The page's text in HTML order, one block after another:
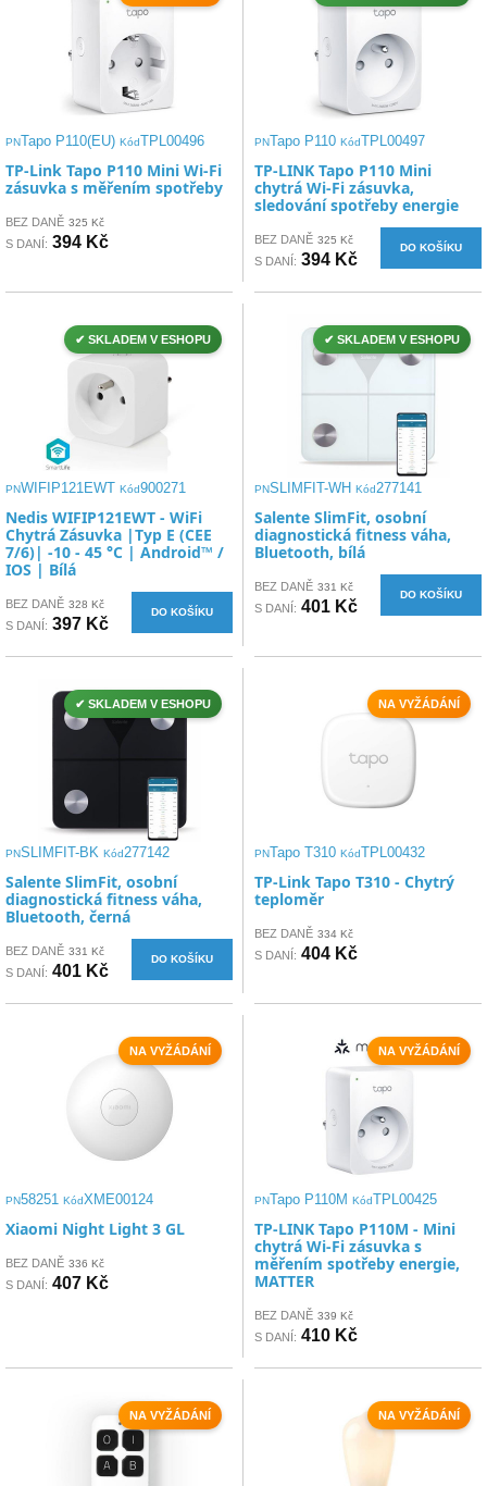
PNTapo P110(EU) KódTPL00496
TP-Link Tapo P110 Mini Wi-Fi
zásuvka s měřením spotřeby
BEZ DANĚ 325 Kč
S DANÍ: 394 Kč
PNTapo P110 KódTPL00497
TP-LINK Tapo P110 Mini
chytrá Wi-Fi zásuvka,
sledování spotřeby energie
BEZ DANĚ 325 Kč
S DANÍ: 394 Kč
DO KOŠÍKU
✔ SKLADEM V ESHOPU
PNWIFIP121EWT Kód900271
Nedis WIFIP121EWT - WiFi
Chytrá Zásuvka |Typ E (CEE
7/6)| -10 - 45 °C | Android™ /
IOS | Bílá
BEZ DANĚ 328 Kč
S DANÍ: 397 Kč
DO KOŠÍKU
✔ SKLADEM V ESHOPU
PNSLIMFIT-WH Kód277141
Salente SlimFit, osobní
diagnostická fitness váha,
Bluetooth, bílá
BEZ DANĚ 331 Kč
S DANÍ: 401 Kč
DO KOŠÍKU
✔ SKLADEM V ESHOPU
PNSLIMFIT-BK Kód277142
Salente SlimFit, osobní
diagnostická fitness váha,
Bluetooth, černá
BEZ DANĚ 331 Kč
S DANÍ: 401 Kč
DO KOŠÍKU
NA VYŽÁDÁNÍ
PNTapo T310 KódTPL00432
TP-Link Tapo T310 - Chytrý
teploměr
BEZ DANĚ 334 Kč
S DANÍ: 404 Kč
NA VYŽÁDÁNÍ
PN58251 KódXME00124
Xiaomi Night Light 3 GL
BEZ DANĚ 336 Kč
S DANÍ: 407 Kč
NA VYŽÁDÁNÍ
PNTapo P110M KódTPL00425
TP-LINK Tapo P110M - Mini
chytrá Wi-Fi zásuvka s
měřením spotřeby energie,
MATTER
BEZ DANĚ 339 Kč
S DANÍ: 410 Kč
NA VYŽÁDÁNÍ NA VYŽÁDÁNÍ